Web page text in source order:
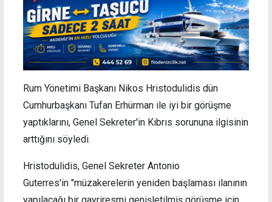
Rum Yönetimi Başkanı Nikos Hristodulidis dün
Cumhurbaşkanı Tufan Erhürman ile iyi bir görüşme
yaptıklarını, Genel Sekreter'in Kıbrıs sorununa ilgisinin
arttığını söyledi.
Hristodulidis, Genel Sekreter Antonio
Guterres'in "müzakerelerin yeniden başlaması ilanının